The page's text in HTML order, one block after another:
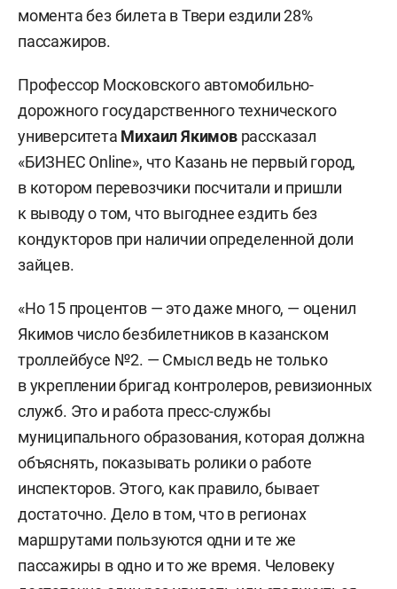
момента без билета в Твери ездили 28%
пассажиров.
Профессор Московского автомобильно-
дорожного государственного технического
университета Михаил Якимоврассказал
«БИЗНЕС Online», что Казань не первый город,
в котором перевозчики посчитали и пришли
к выводу о том, что выгоднее ездить без
кондукторов при наличии определенной доли
зайцев.
«Но 15 процентов — это даже много, — оценил
Якимов число безбилетников в казанском
троллейбусе №2. — Смысл ведь не только
в укреплении бригад контролеров, ревизионных
служб. Это и работа пресс-службы
муниципального образования, которая должна
объяснять, показывать ролики о работе
инспекторов. Этого, как правило, бывает
достаточно. Дело в том, что в регионах
маршрутами пользуются одни и те же
пассажиры в одно и то же время. Человеку